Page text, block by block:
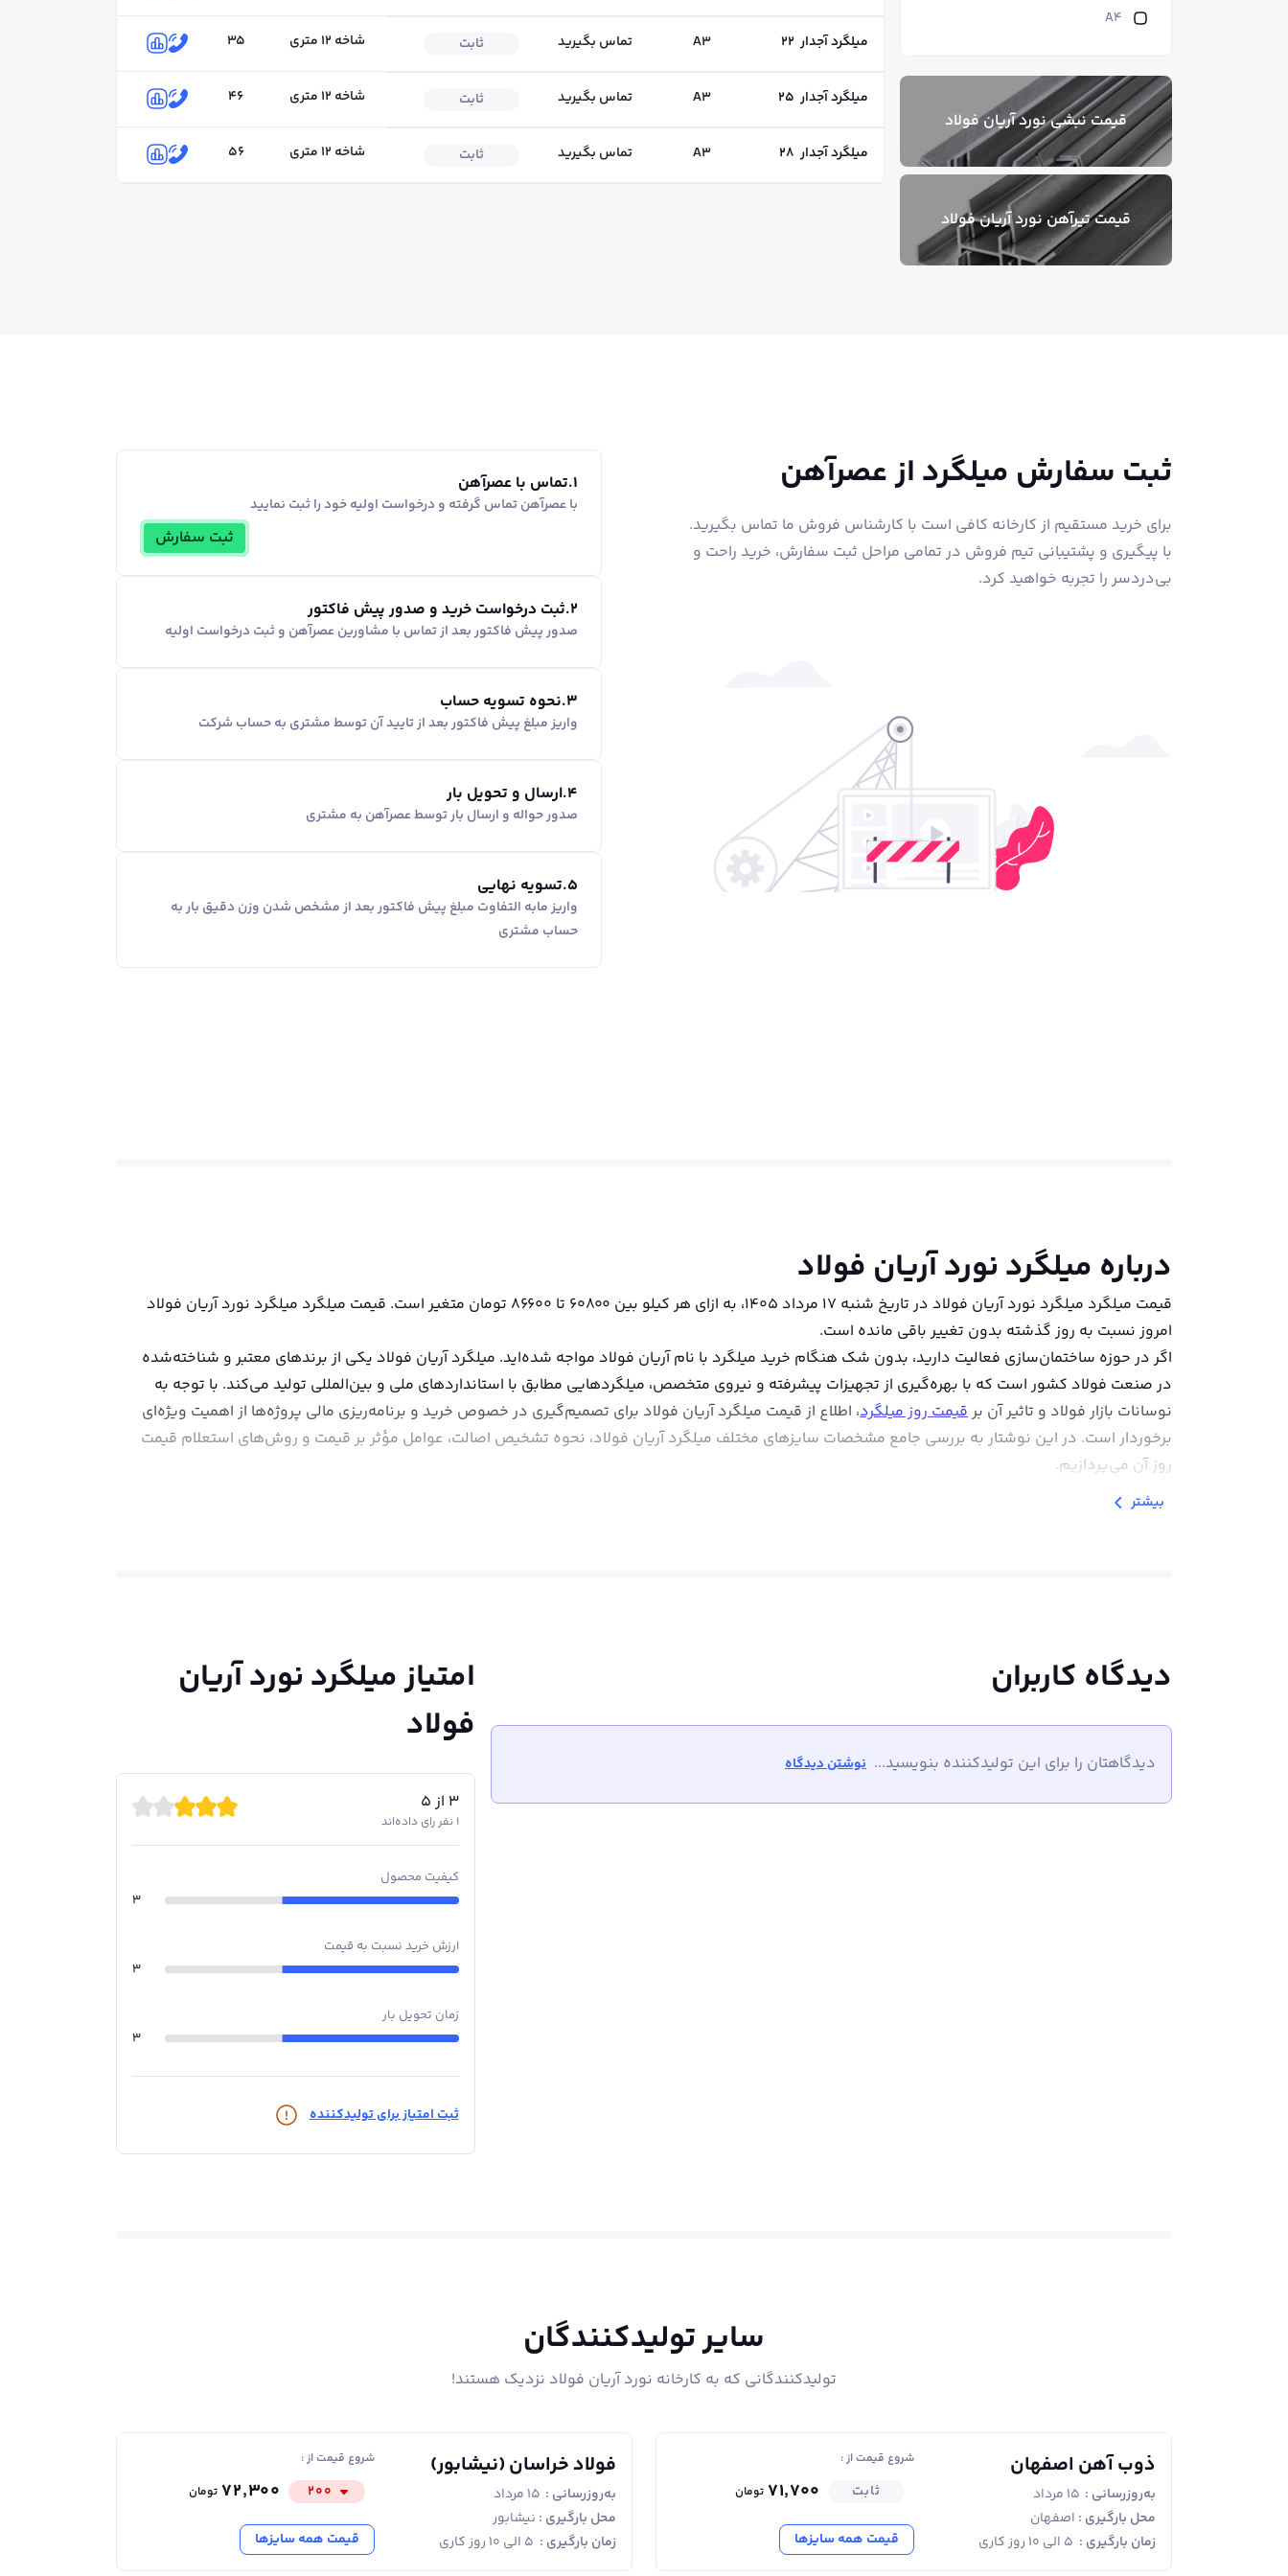
A4
قیمت نبشی نورد آریان فولاد
قیمت تیر‌آهن نورد آریان فولاد
میلگرد آجدار 22
A3 تماس بگیرید ثابت شاخه ۱۲ متری 35
میلگرد آجدار 25
A3 تماس بگیرید ثابت شاخه ۱۲ متری 46
میلگرد آجدار 28
A3 تماس بگیرید ثابت شاخه ۱۲ متری 56
ثبت سفارش میلگرد از عصرآهن
برای خرید مستقیم از کارخانه کافی است با کارشناس فروش ما تماس بگیرید.
با پیگیری و پشتیبانی تیم فروش در تمامی مراحل ثبت سفارش، خرید راحت و
بی‌دردسر را تجربه خواهید کرد.
1
.تماس با عصرآهن
با عصرآهن تماس گرفته و درخواست اولیه خود را ثبت نمایید
ثبت سفارش
2
.ثبت درخواست خرید و صدور پیش فاکتور
صدور پیش فاکتور بعد از تماس با مشاورین عصر‌آهن و ثبت درخواست اولیه
3
.نحوه تسویه حساب
واریز مبلغ پیش فاکتور بعد از تایید آن توسط مشتری به حساب شرکت
4
.ارسال و تحویل بار
صدور حواله و ارسال بار توسط عصرآهن به مشتری
5
.تسویه نهایی
واریز مابه التفاوت مبلغ پیش فاکتور بعد از مشخص شدن وزن دقیق بار به
حساب مشتری
درباره میلگرد نورد آریان فولاد
قیمت میلگرد میلگرد نورد آریان فولاد در تاریخ شنبه ۱۷ مرداد ۱۴۰۵، به ازای هر کیلو بین 60800 تا 86600 تومان متغیر است. قیمت میلگرد میلگرد نورد آریان فولاد
امروز نسبت به روز گذشته بدون تغییر باقی مانده است.
اگر در حوزه ساختمان‌سازی فعالیت دارید، بدون شک هنگام خرید میلگرد با نام آریان فولاد مواجه شده‌اید. میلگرد آریان فولاد یکی از برندهای معتبر و شناخته‌شده
در صنعت فولاد کشور است که با بهره‌گیری از تجهیزات پیشرفته و نیروی متخصص، میلگردهایی مطابق با استانداردهای ملی و بین‌المللی تولید می‌کند. با توجه به
نوسانات بازار فولاد و تاثیر آن برقیمت روز میلگرد، اطلاع از قیمت میلگرد آریان فولاد برای تصمیم‌گیری در خصوص خرید و برنامه‌ریزی مالی پروژه‌ها از اهمیت ویژه‌ای
برخوردار است. در این نوشتار به بررسی جامع مشخصات سایزهای مختلف میلگرد آریان فولاد، نحوه تشخیص اصالت، عوامل مؤثر بر قیمت و روش‌های استعلام قیمت
روز آن می‌پردازیم.
مشخصات میلگرد آریان فولاد
این امر باعث تضمین بالاترین سطح کیفیت آن‌ها می‌شود. علاوه بر این، گواهی‌های معتبر کیفیت و اصالت برای هر محموله صادر می‌شود، که موجب افزایش اطمینان
مشتریان از خرید محصولات با کیفیت است.
بیشتر
دیدگاه کاربران
دیدگاهتان را برای این تولیدکننده بنویسید... نوشتن دیدگاه
امتیازمیلگرد نورد آریان
فولاد
3 از 5
1 نفر رای داده‌اند
کیفیت محصول
3
ارزش خرید نسبت به قیمت
3
زمان تحویل بار
3
ثبت امتیاز برای تولیدکننده
سایر تولیدکنندگان
تولیدکنندگانی که به کارخانه نورد آریان فولاد نزدیک هستند!
ذوب آهن اصفهان
به‌روزرسانی : ۱۵ مرداد
محل بارگیری : اصفهان
زمان بارگیری : ۵ الی ۱۰ روز کاری
شروع قیمت از :
۷۱٬۷۰۰ تومان ثابت
قیمت همه سایزها
فولاد خراسان (نیشابور)
به‌روزرسانی : ۱۵ مرداد
محل بارگیری : نیشابور
زمان بارگیری : ۵ الی ۱۰ روز کاری
شروع قیمت از :
۷۲٬۳۰۰ تومان ۲۰۰
قیمت همه سایزها